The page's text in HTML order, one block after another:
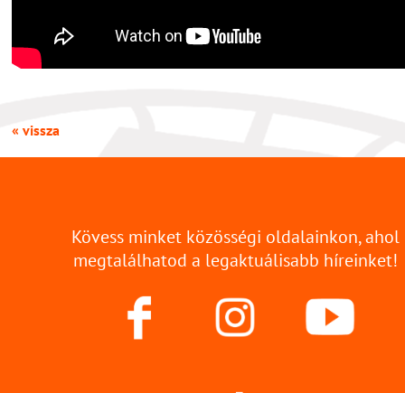
« vissza
Kövess minket közösségi oldalainkon, ahol
megtalálhatod a legaktuálisabb híreinket!